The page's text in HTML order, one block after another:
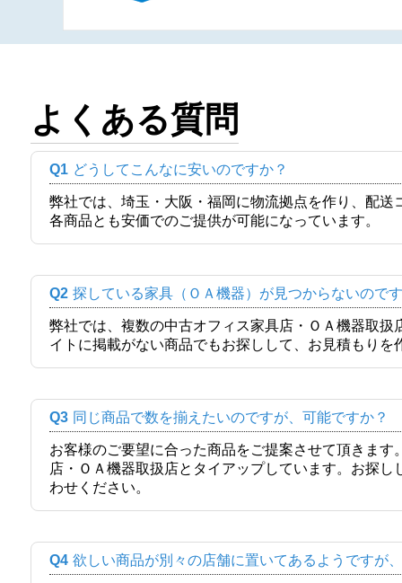
よくある質問
Q1 どうしてこんなに安いのですか？
弊社では、埼玉・大阪・福岡に物流拠点を作り、配
各商品とも安価でのご提供が可能になっています。
Q2 探している家具（ＯＡ機器）が見つからないので
弊社では、複数の中古オフィス家具店・ＯＡ機器取
イトに掲載がない商品でもお探しして、お見積もりを
Q3 同じ商品で数を揃えたいのですが、可能ですか？
お客様のご要望に合った商品をご提案させて頂きま
店・ＯＡ機器取扱店とタイアップしています。お探
わせください。
Q4 欲しい商品が別々の店舗に置いてあるようですが